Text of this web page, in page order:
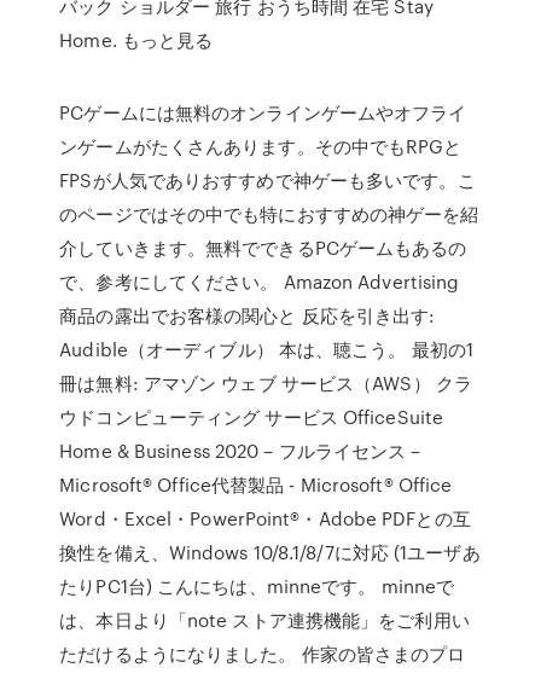
バック ショルダー 旅行 おうち時間 在宅 Stay
Home. もっと見る
PCゲームには無料のオンラインゲームやオフライ
ンゲームがたくさんあります。その中でもRPGと
FPSが人気でありおすすめで神ゲーも多いです。こ
のページではその中でも特におすすめの神ゲーを紹
介していきます。無料でできるPCゲームもあるの
で、参考にしてください。 Amazon Advertising
商品の露出でお客様の関心と 反応を引き出す:
Audible（オーディブル） 本は、聴こう。 最初の1
冊は無料: アマゾン ウェブ サービス（AWS） クラ
ウドコンピューティング サービス OfficeSuite
Home & Business 2020 – フルライセンス –
Microsoft® Office代替製品 - Microsoft® Office
Word・Excel・PowerPoint®・Adobe PDFとの互
換性を備え、Windows 10/8.1/8/7に対応 (1ユーザあ
たりPC1台) こんにちは、minneです。 minneで
は、本日より「note ストア連携機能」をご利用い
ただけるようになりました。 作家の皆さまのプロ